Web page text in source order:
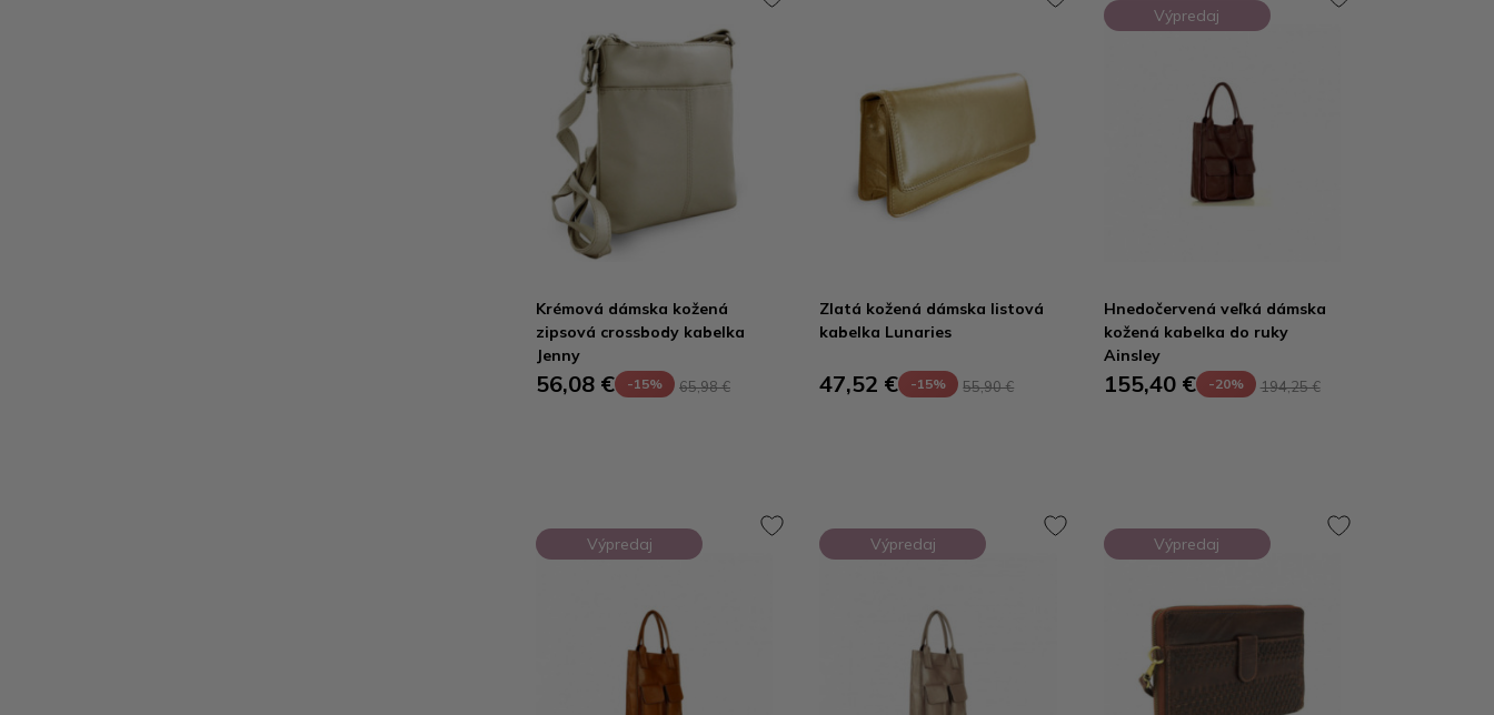
Krémová dámska kožená
zipsová crossbody kabelka
Jenny
56,08 € -15% 65,98 €
Zlatá kožená dámska listová
kabelka Lunaries
47,52 € -15% 55,90 €
Výpredaj
Hnedočervená veľká dámska
kožená kabelka do ruky
Ainsley
155,40 € -20% 194,25 €
Výpredaj Výpredaj Výpredaj